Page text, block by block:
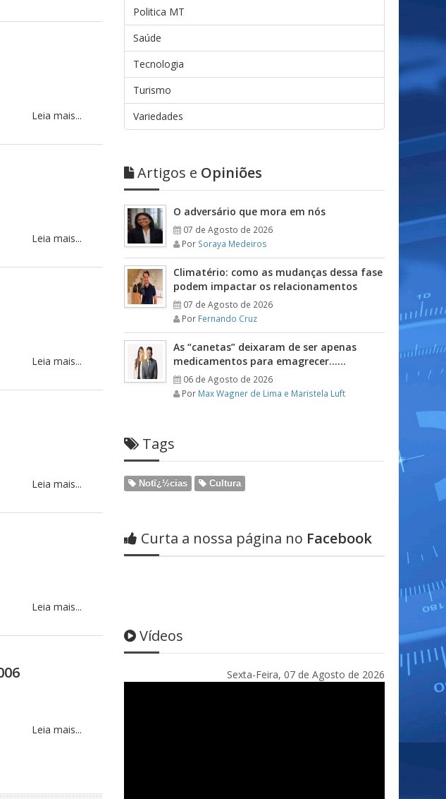
Leia mais...
Leia mais...
Leia mais...
Leia mais...
Leia mais...
Leia mais...
Politica MT
Saúde
Tecnologia
Turismo
Variedades
Artigos e Opiniões
O adversário que mora em nós
07 de Agosto de 2026
Por Soraya Medeiros
Climatério: como as mudanças dessa fase
podem impactar os relacionamentos
07 de Agosto de 2026
Por Fernando Cruz
As “canetas” deixaram de ser apenas
medicamentos para emagrecer……
06 de Agosto de 2026
Por Max Wagner de Lima e Maristela Luft
Tags
Notï¿½cias Cultura
Curta a nossa página no Facebook
Vídeos
Sexta-Feira, 07 de Agosto de 2026